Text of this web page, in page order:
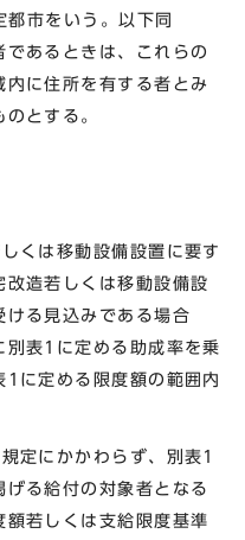
市をいう。以下同
であるときは、これらの
に住所を有する者とみ
とする。
くは移動設備設置に要す
造若しくは移動設備設
ける見込みである場合
別表1に定める助成率を乗
1に定める限度額の範囲内
定にかかわらず、別表1
る給付の対象者となる
若しくは支給限度基準